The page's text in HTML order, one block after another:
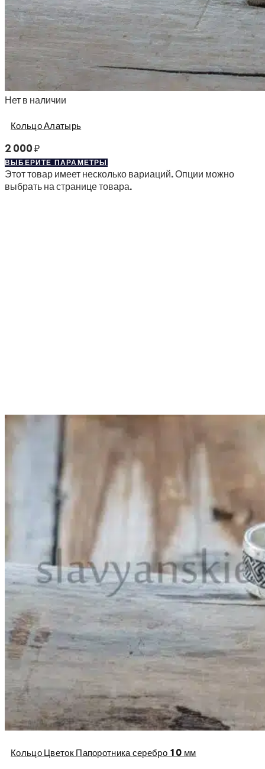
Нет в наличии
Кольцо Алатырь
2 000₽
ВЫБЕРИТЕ ПАРАМЕТРЫ
Этот товар имеет несколько вариаций. Опции можно
выбрать на странице товара.
Кольцо Цветок Папоротника серебро 10 мм